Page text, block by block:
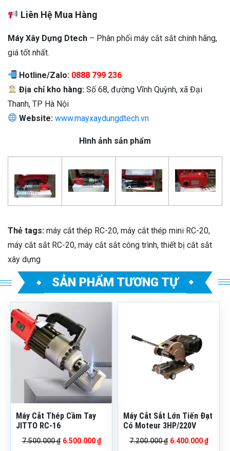
Liên Hệ Mua Hàng
Máy Xây Dựng Dtech – Phân phối máy cắt sắt chính hãng,
giá tốt nhất.
Hotline/Zalo: 0888 799 236
Địa chỉ kho hàng: Số 68, đường Vĩnh Quỳnh, xã Đại
Thanh, TP Hà Nội
Website: www.mayxaydungdtech.vn
Hình ảnh sản phẩm
Thẻ tags: máy cắt thép RC-20, máy cắt thép mini RC-20,
máy cắt sắt RC-20, máy cắt sắt công trình, thiết bị cắt sắt
xây dựng
SẢN PHẨM TƯƠNG TỰ
Mã sản phẩm: MCSTL
RC-16A
Bảo hành: 6 Tháng
Thương hiệu: JITTO
Hãy liên hệ ngay vớiMáy
Xây Dựng Dtechđể được
tư vấn tận tâm và chọn
đúng thiết bị bạn cần!
Gọi ngay / Zalo:
0981.57.1441 –
0888.799.236
Máy Cắt Thép Cầm Tay
JITTO RC-16
7.500.000₫ Giá
6.500.000₫Giá
Bảo hành: 12 tháng
Tình trạng: Còn hàng
Thương hiệu: Tiến Đạt
Máy Cắt Sắt Lớn Tiến Đạt
Có Moteur 3HP/220V
7.200.000₫ Giá
6.400.000₫Giá